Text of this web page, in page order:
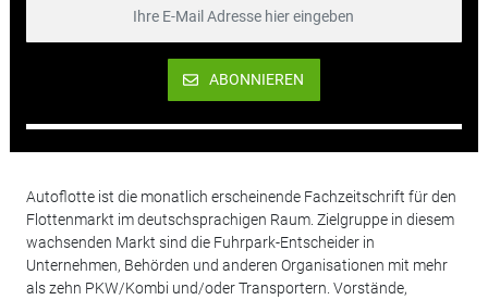
ABONNIEREN
Autoflotte ist die monatlich erscheinende Fachzeitschrift für den
Flottenmarkt im deutschsprachigen Raum. Zielgruppe in diesem
wachsenden Markt sind die Fuhrpark-Entscheider in
Unternehmen, Behörden und anderen Organisationen mit mehr
als zehn PKW/Kombi und/oder Transportern. Vorstände,